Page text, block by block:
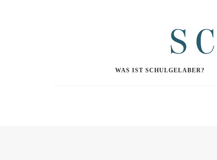
WAS IST SCHULGELABER?